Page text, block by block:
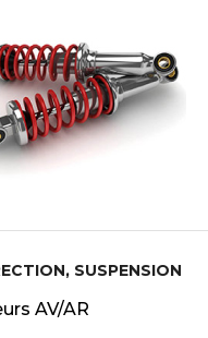
SUSPENSION
AV/AR